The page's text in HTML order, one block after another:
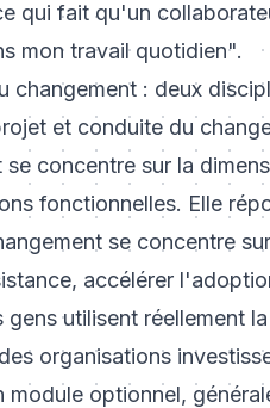
qui fait qu'un
mon travail quotidien".
changement : deux
et conduite du
concentre sur la
fonctionnelles. Elle
se concentre
accélérer
utilisent réellement
organisations
optionnel,